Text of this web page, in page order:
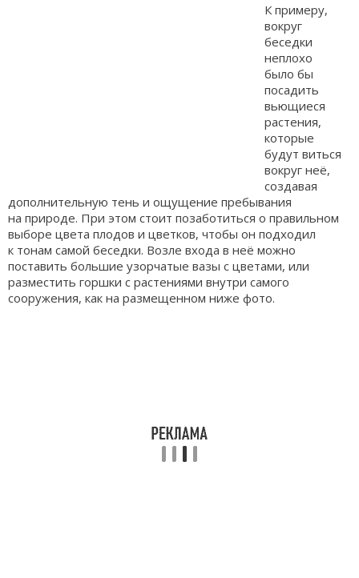
К примеру,
вокруг
беседки
неплохо
было бы
посадить
вьющиеся
растения,
которые
будут виться
вокруг неё,
создавая
дополнительную тень и ощущение пребывания
на природе. При этом стоит позаботиться о правильном
выборе цвета плодов и цветков, чтобы он подходил
к тонам самой беседки. Возле входа в неё можно
поставить большие узорчатые вазы с цветами, или
разместить горшки с растениями внутри самого
сооружения, как на размещенном ниже фото.